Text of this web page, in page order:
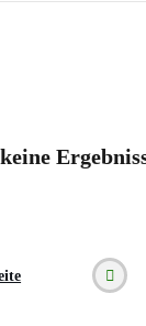
Seite